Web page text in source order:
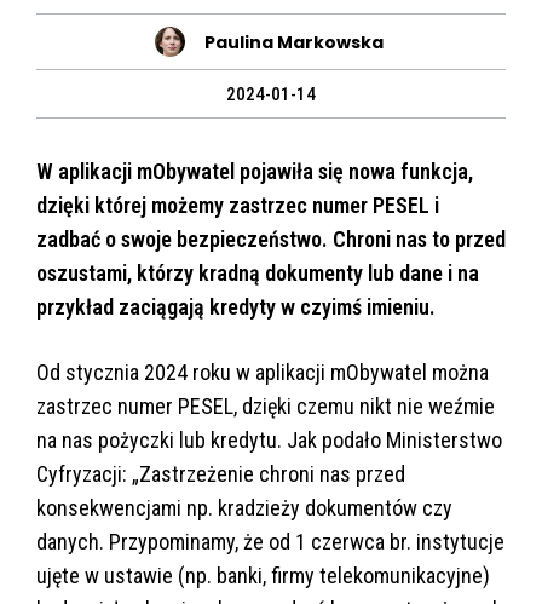
Paulina Markowska
2024-01-14
W aplikacji mObywatel pojawiła się nowa funkcja,
dzięki której możemy zastrzec numer PESEL i
zadbać o swoje bezpieczeństwo. Chroni nas to przed
oszustami, którzy kradną dokumenty lub dane i na
przykład zaciągają kredyty w czyimś imieniu.
Od stycznia 2024 roku w aplikacji mObywatel można
zastrzec numer PESEL, dzięki czemu nikt nie weźmie
na nas pożyczki lub kredytu. Jak podało Ministerstwo
Cyfryzacji: „Zastrzeżenie chroni nas przed
konsekwencjami np. kradzieży dokumentów czy
danych. Przypominamy, że od 1 czerwca br. instytucje
ujęte w ustawie (np. banki, firmy telekomunikacyjne)